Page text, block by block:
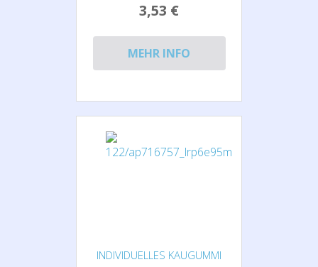
3,53 €
MEHR INFO
INDIVIDUELLES KAUGUMMI